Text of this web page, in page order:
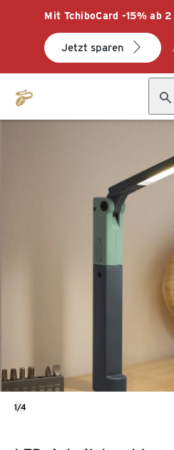
Mit TchiboCard -15% ab
Jetzt sparen
1/4